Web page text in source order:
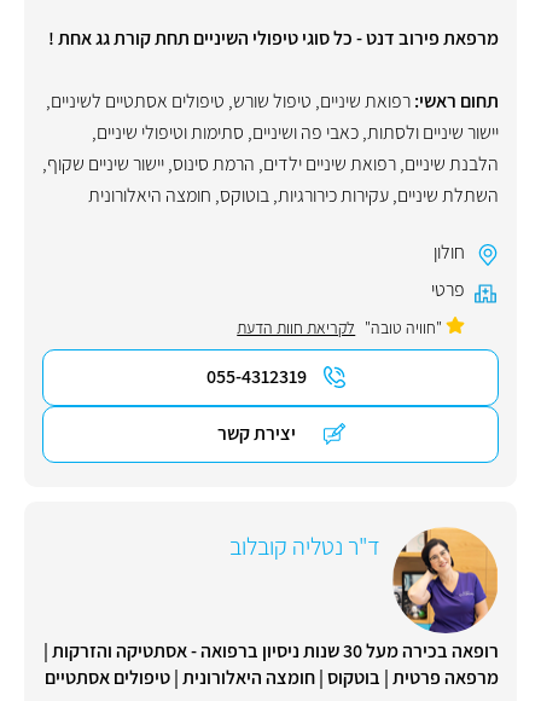
מרפאת פירוב דנט - כל סוגי טיפולי השיניים תחת קורת גג אחת !
תחום ראשי:רפואת שיניים, טיפול שורש, טיפולים אסתטיים לשיניים,
יישור שיניים ולסתות,כאבי פה ושיניים, סתימות וטיפולי שיניים,
הלבנת שיניים,רפואת שיניים ילדים, הרמת סינוס,יישור שיניים שקוף,
השתלת שיניים,עקירות כירורגיות,בוטוקס, חומצה היאלורונית
חולון
פרטי
"חוויה טובה" לקריאת חוות הדעת
055-4312319
יצירת קשר
ד"ר נטליה קובלוב
רופאה בכירה מעל 30 שנות ניסיון ברפואה - אסתטיקה והזרקות |
מרפאה פרטית | בוטקוס | חומצה היאלורונית | טיפולים אסתטיים